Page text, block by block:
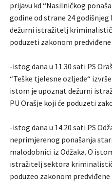
prijavu kd “Nasilničkog
godine od strane 24 godišnjeg
dežurni istražitelj
poduzeti zakonom
-istog dana u 11.30 sati PS
“Teške tjelesne ozljede“
istom je upoznat dežurni
PU Orašje koji će poduzeti
-istog dana u 14.20 sati PS
neprimjerenog ponašanja
malodobnici iz Odžaka. O
istražitelj sektora
poduzeo zakonom predviđene